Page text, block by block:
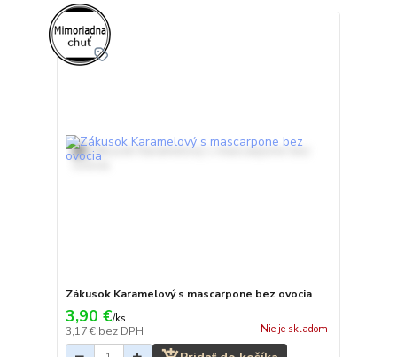
Zákusok Karamelový s mascarpone bez ovocia
3,90 €/ks
3,17 € bez DPH Nie je skladom